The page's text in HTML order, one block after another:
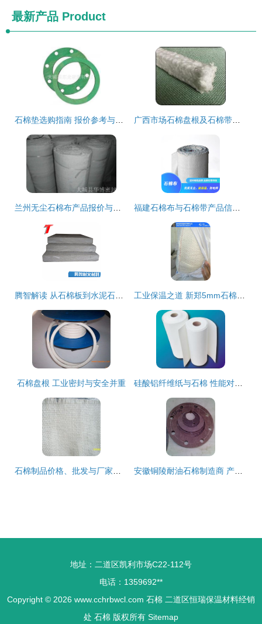
最新产品 Product
石棉盘根 工业密封与安全并重
地址：二道区凯利市场C22-112号
电话：1359692**
Copyright © 2026 www.cchrbwcl.com 石棉 二道区恒瑞保温材料经销
处 石棉 版权所有 Sitemap